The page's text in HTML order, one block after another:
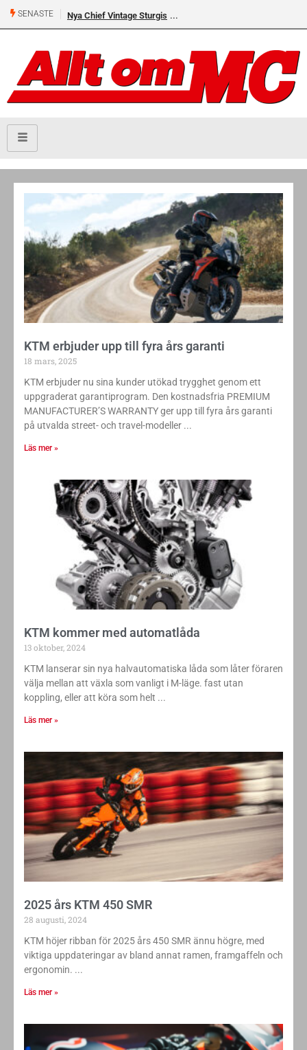
SENASTE Nya Chief Vintage Sturgis
KTM erbjuder upp till fyra års garanti
18 mars, 2025
KTM erbjuder nu sina kunder utökad trygghet genom ett
uppgraderat garantiprogram. Den kostnadsfria PREMIUM
MANUFACTURER’S WARRANTY ger upp till fyra års garanti
på utvalda street- och travel-modeller
Läs mer »
KTM kommer med automatlåda
13 oktober, 2024
KTM lanserar sin nya halvautomatiska låda som låter föraren
välja mellan att växla som vanligt i M-läge. fast utan
koppling, eller att köra som helt
Läs mer »
2025 års KTM 450 SMR
28 augusti, 2024
KTM höjer ribban för 2025 års 450 SMR ännu högre, med
viktiga uppdateringar av bland annat ramen, framgaffeln och
ergonomin.
Läs mer »